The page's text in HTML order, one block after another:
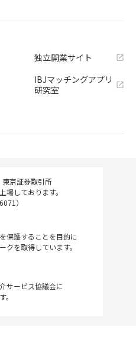
独立開業サイト
IBJマッチングアプリ
研究室
京証券取引所
場しております。
）
保護することを目的に
クを取得しています。
サービス協議会に
。